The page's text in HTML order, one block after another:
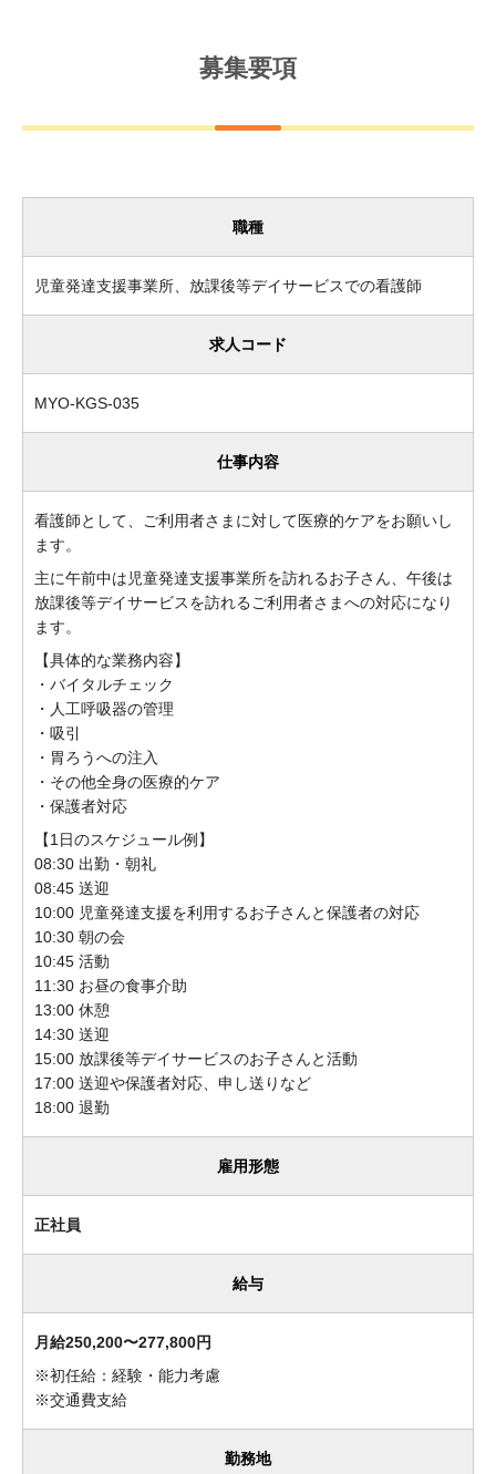
募集要項
職種
児童発達支援事業所、放課後等デイサービスでの看護師
求人コード
MYO-KGS-035
仕事内容
看護師として、ご利用者さまに対して医療的ケアをお願いし
ます。
主に午前中は児童発達支援事業所を訪れるお子さん、午後は
放課後等デイサービスを訪れるご利用者さまへの対応になり
ます。
【具体的な業務内容】
・バイタルチェック
・人工呼吸器の管理
・吸引
・胃ろうへの注入
・その他全身の医療的ケア
・保護者対応
【1日のスケジュール例】
08:30 出勤・朝礼
08:45 送迎
10:00 児童発達支援を利用するお子さんと保護者の対応
10:30 朝の会
10:45 活動
11:30 お昼の食事介助
13:00 休憩
14:30 送迎
15:00 放課後等デイサービスのお子さんと活動
17:00 送迎や保護者対応、申し送りなど
18:00 退勤
雇用形態
正社員
給与
月給250,200〜277,800円
※初任給：経験・能力考慮
※交通費支給
勤務地